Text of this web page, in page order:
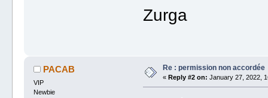
Zurga
PACAB
VIP
Newbie
Re : permission non accordée
« Reply #2 on: January 27, 2022,